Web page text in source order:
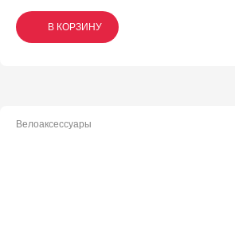
В КОРЗИНУ
В КОРЗИНУ
В КОРЗИНУ
Велоаксессуары